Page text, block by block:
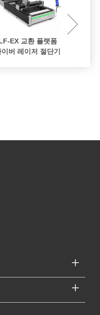
EX 교환 플랫폼
이버 레이저 절단기